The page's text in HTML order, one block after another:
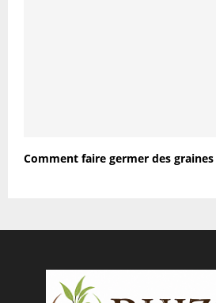
Comment faire germer des graines